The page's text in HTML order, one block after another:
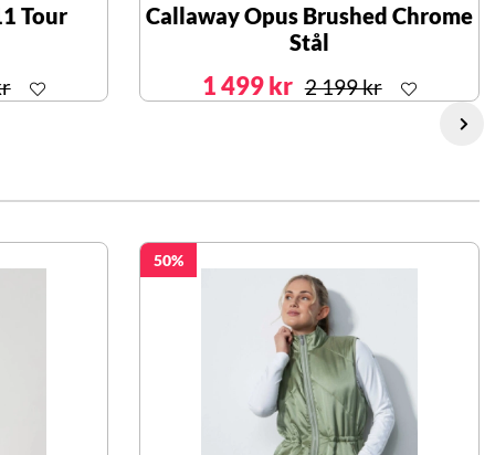
Tour
Callaway Opus Brushed Chrome
Stål
1 499 kr 2 199 kr
50